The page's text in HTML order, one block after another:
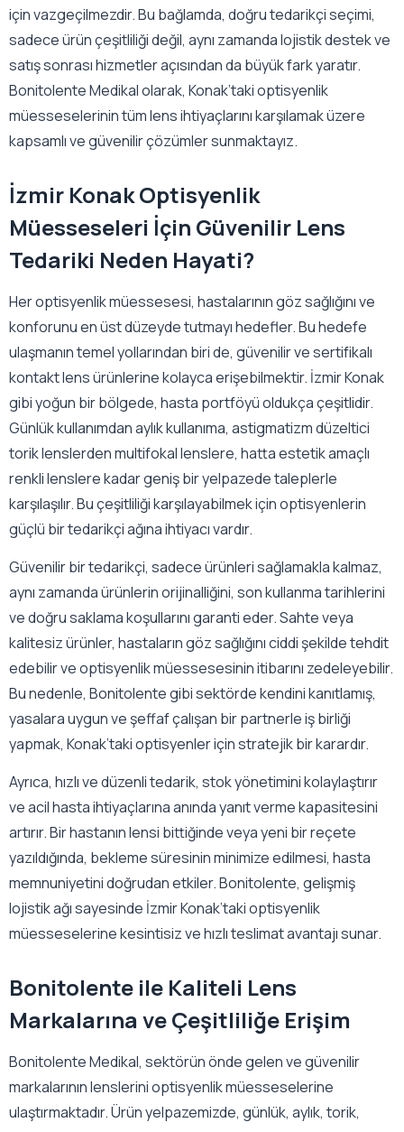
için vazgeçilmezdir. Bu bağlamda, doğru tedarikçi seçimi,
sadece ürün çeşitliliği değil, aynı zamanda lojistik destek ve
satış sonrası hizmetler açısından da büyük fark yaratır.
Bonitolente Medikal olarak, Konak’taki optisyenlik
müesseselerinin tüm lens ihtiyaçlarını karşılamak üzere
kapsamlı ve güvenilir çözümler sunmaktayız.
İzmir Konak Optisyenlik
Müesseseleri İçin Güvenilir Lens
Tedariki Neden Hayati?
Her optisyenlik müessesesi, hastalarının göz sağlığını ve
konforunu en üst düzeyde tutmayı hedefler. Bu hedefe
ulaşmanın temel yollarından biri de, güvenilir ve sertifikalı
kontakt lens ürünlerine kolayca erişebilmektir. İzmir Konak
gibi yoğun bir bölgede, hasta portföyü oldukça çeşitlidir.
Günlük kullanımdan aylık kullanıma, astigmatizm düzeltici
torik lenslerden multifokal lenslere, hatta estetik amaçlı
renkli lenslere kadar geniş bir yelpazede taleplerle
karşılaşılır. Bu çeşitliliği karşılayabilmek için optisyenlerin
güçlü bir tedarikçi ağına ihtiyacı vardır.
Güvenilir bir tedarikçi, sadece ürünleri sağlamakla kalmaz,
aynı zamanda ürünlerin orijinalliğini, son kullanma tarihlerini
ve doğru saklama koşullarını garanti eder. Sahte veya
kalitesiz ürünler, hastaların göz sağlığını ciddi şekilde tehdit
edebilir ve optisyenlik müessesesinin itibarını zedeleyebilir.
Bu nedenle, Bonitolente gibi sektörde kendini kanıtlamış,
yasalara uygun ve şeffaf çalışan bir partnerle iş birliği
yapmak, Konak’taki optisyenler için stratejik bir karardır.
Ayrıca, hızlı ve düzenli tedarik, stok yönetimini kolaylaştırır
ve acil hasta ihtiyaçlarına anında yanıt verme kapasitesini
artırır. Bir hastanın lensi bittiğinde veya yeni bir reçete
yazıldığında, bekleme süresinin minimize edilmesi, hasta
memnuniyetini doğrudan etkiler. Bonitolente, gelişmiş
lojistik ağı sayesinde İzmir Konak’taki optisyenlik
müesseselerine kesintisiz ve hızlı teslimat avantajı sunar.
Bonitolente ile Kaliteli Lens
Markalarına ve Çeşitliliğe Erişim
Bonitolente Medikal, sektörün önde gelen ve güvenilir
markalarının lenslerini optisyenlik müesseselerine
ulaştırmaktadır. Ürün yelpazemizde, günlük, aylık, torik,